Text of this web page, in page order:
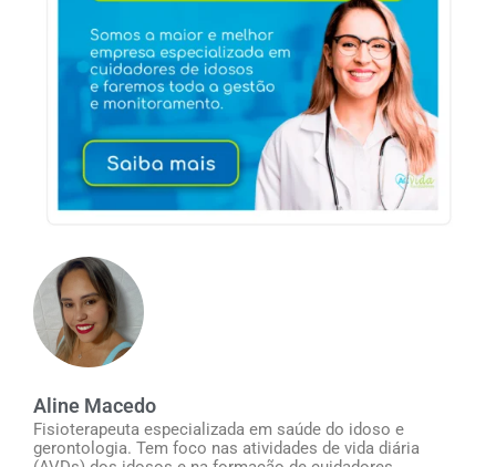
Aline Macedo
Fisioterapeuta especializada em saúde do idoso e
gerontologia. Tem foco nas atividades de vida diária